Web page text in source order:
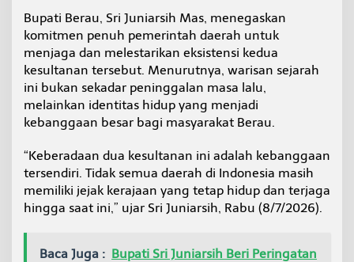
b
a
l
u
n
g
d
n
G
u
n
u
T
Bupati Berau, Sri Juniarsih Mas, menegaskan
komitmen penuh pemerintah daerah untuk
menjaga dan melestarikan eksistensi kedua
kesultanan tersebut. Menurutnya, warisan sejarah
ini bukan sekadar peninggalan masa lalu,
melainkan identitas hidup yang menjadi
kebanggaan besar bagi masyarakat Berau.
“Keberadaan dua kesultanan ini adalah kebanggaan
tersendiri. Tidak semua daerah di Indonesia masih
memiliki jejak kerajaan yang tetap hidup dan terjaga
hingga saat ini,” ujar Sri Juniarsih, Rabu (8/7/2026).
Baca Juga : Bupati Sri Juniarsih Beri Peringatan